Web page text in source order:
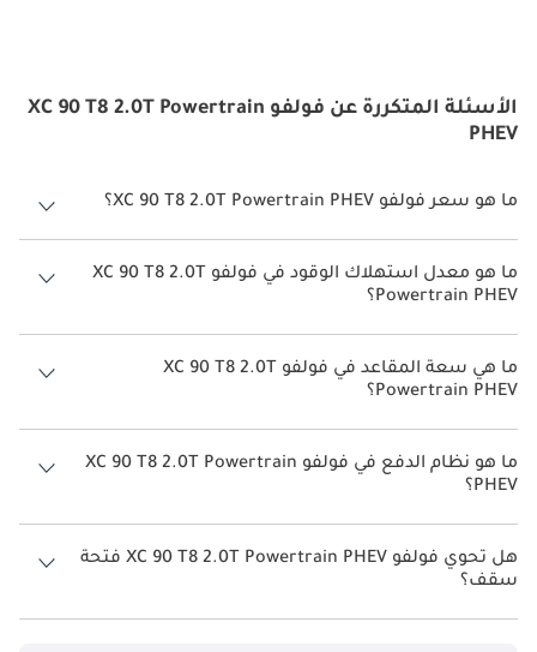
الأسئلة المتكررة عن فولفو XC 90 T8 2.0T Powertrain
PHEV
ما هو سعر فولفو XC 90 T8 2.0T Powertrain PHEV؟
سعر فولفو XC 90 T8 2.0T Powertrain PHEV هو درهم 320,000.
ما هو معدل استهلاك الوقود في فولفو XC 90 T8 2.0T
Powertrain PHEV؟
يبلغ معدل استهلاك الوقود المقترح من الشركة المصنعة لسيارة فولفو XC
90 2026 من 9 كم/ليتر - 27 كم/ليتر.
ما هي سعة المقاعد في فولفو XC 90 T8 2.0T
Powertrain PHEV؟
تتسع فولفو XC 90 T8 2.0T Powertrain PHEV لأ 7 أشخاص.
ما هو نظام الدفع في فولفو XC 90 T8 2.0T Powertrain
PHEV؟
نظام الدفع في فولفو XC 90 All Wheel Drive T8 2.0T Powertrain PHEV.
هل تحوي فولفو XC 90 T8 2.0T Powertrain PHEV فتحة
سقف؟
نعم توفر فولفو XC 90 T8 2.0T Powertrain PHEV فتحة السقف كخيار.